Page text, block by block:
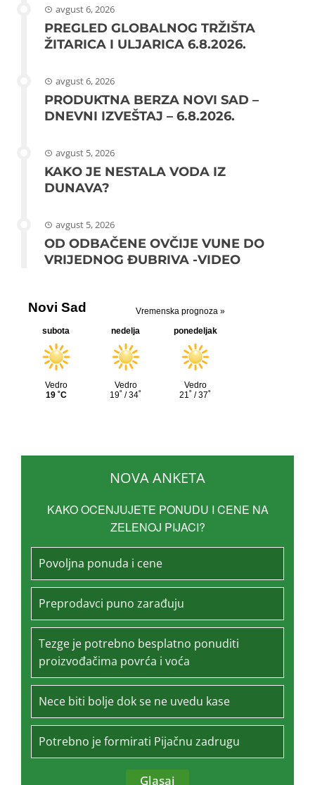
avgust 6, 2026
PREGLED GLOBALNOG TRŽIŠTA
ŽITARICA I ULJARICA 6.8.2026.
avgust 6, 2026
PRODUKTNA BERZA NOVI SAD –
DNEVNI IZVEŠTAJ – 6.8.2026.
avgust 5, 2026
KAKO JE NESTALA VODA IZ
DUNAVA?
avgust 5, 2026
OD ODBAČENE OVČIJE VUNE DO
VRIJEDNOG ĐUBRIVA -VIDEO
NOVA ANKETA
KAKO OCENJUJETE PONUDU I CENE NA
ZELENOJ PIJACI?
Povoljna ponuda i cene
Preprodavci puno zarađuju
Tezge je potrebno besplatno ponuditi
proizvođačima povrća i voća
Nece biti bolje dok se ne uvedu kase
Potrebno je formirati Pijačnu zadrugu